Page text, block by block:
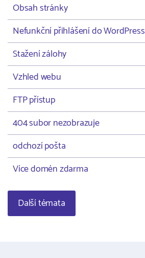
Obsah stránky
Nefunkční přihlášení do WordPress
Stažení zálohy
Vzhled webu
FTP přístup
404 subor nezobrazuje
odchozí pošta
Více domén zdarma
Další témata